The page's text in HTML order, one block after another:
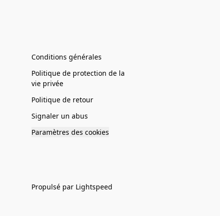
Conditions générales
Politique de protection de la
vie privée
Politique de retour
Signaler un abus
Paramètres des cookies
Propulsé par Lightspeed